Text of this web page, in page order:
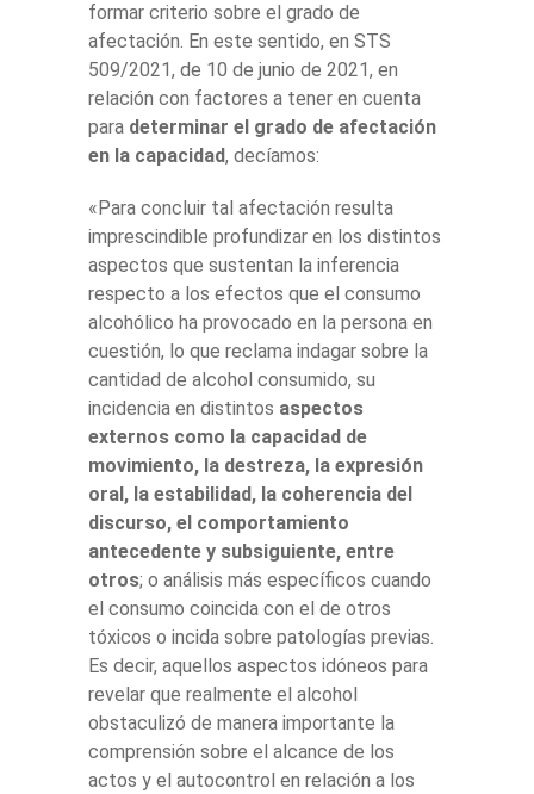
formar criterio sobre el grado de
afectación. En este sentido, en STS
509/2021, de 10 de junio de 2021, en
relación con factores a tener en cuenta
para determinar el grado de afectación
en la capacidad, decíamos:
«Para concluir tal afectación resulta
imprescindible profundizar en los distintos
aspectos que sustentan la inferencia
respecto a los efectos que el consumo
alcohólico ha provocado en la persona en
cuestión, lo que reclama indagar sobre la
cantidad de alcohol consumido, su
incidencia en distintos aspectos
externos como la capacidad de
movimiento, la destreza, la expresión
oral, la estabilidad, la coherencia del
discurso, el comportamiento
antecedente y subsiguiente, entre
otros; o análisis más específicos cuando
el consumo coincida con el de otros
tóxicos o incida sobre patologías previas.
Es decir, aquellos aspectos idóneos para
revelar que realmente el alcohol
obstaculizó de manera importante la
comprensión sobre el alcance de los
actos y el autocontrol en relación a los